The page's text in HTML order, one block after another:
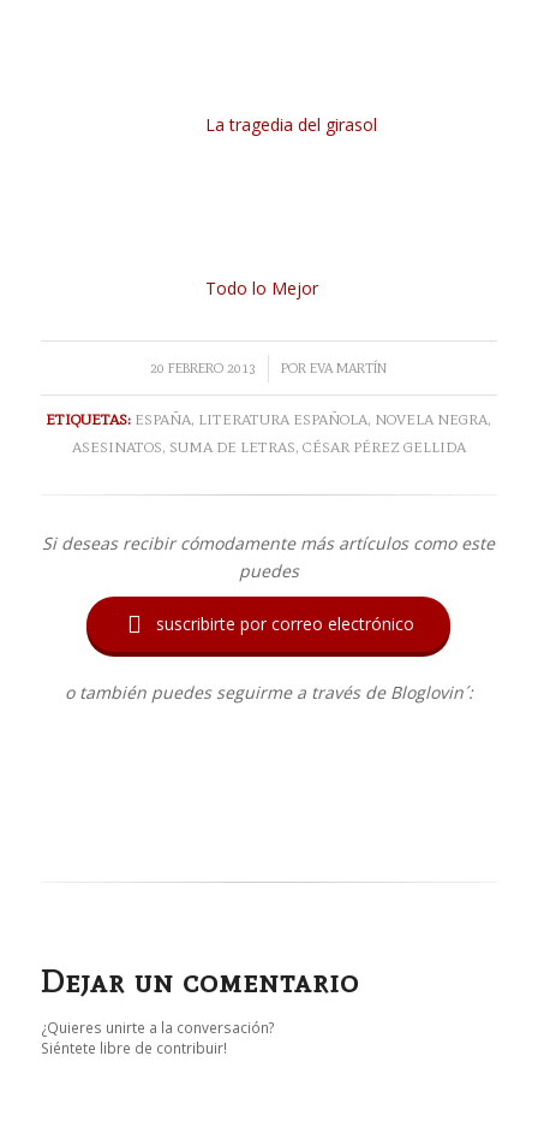
La tragedia del girasol
Todo lo Mejor
20 FEBRERO 2013
/ POREVA MARTÍN
ETIQUETAS: ESPAÑA, LITERATURA ESPAÑOLA, NOVELA NEGRA,
ASESINATOS, SUMA DE LETRAS, CÉSAR PÉREZ GELLIDA
Si deseas recibir cómodamente más artículos como este
puedes
 suscribirte por correo electrónico
o también puedes seguirme a través de Bloglovin´:
Dejar un comentario
¿Quieres unirte a la conversación?
Siéntete libre de contribuir!